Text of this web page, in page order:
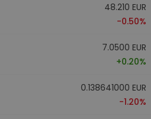
48.210 EUR
-0.50%
7.0500 EUR
+0.20%
0.138641000 EUR
-1.20%